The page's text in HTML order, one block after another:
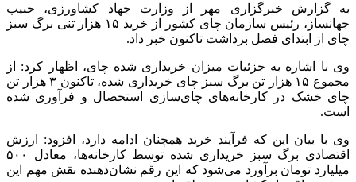
به گزارش خبرگزاری مهر از وزارت جهاد کشاورزی، حبیب
جهانساز، رئیس سازمان چای کشور از خرید ۱۵ هزار تنی برگ سبز
چای از ابتدای فصل برداشت تاکنون خبر داد.
وی با اشاره به جزئیات میزان خریداری شده چای، اظهار کرد: از
مجموع ۱۵ هزار تن برگ سبز چای خریداری شده، تاکنون ۳ هزار تن
چای خشک در کارخانه‌های چای‌سازی استحصال و فرآوری شده
است.
وی با بیان این که فرآیند خرید همچنان ادامه دارد، افزود: ارزش
اقتصادی برگ سبز خریداری شده توسط کارخانه‌ها، معادل ۵۰۰
میلیارد تومان برآورد می‌شود که این رقم نشان‌دهنده نقش مهم این